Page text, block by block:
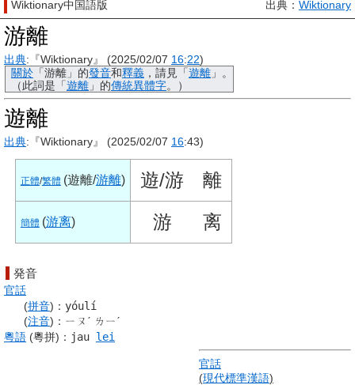
Wiktionary中国語版 出典： Wiktionary
游離
出典:『Wiktionary』 (2025/02/07 16:22)
關於 「游離 」的發音和釋義 ，請見「遊離 」。
（此詞是「遊離 」的傳統異體字。）
遊離
出典:『Wiktionary』 (2025/02/07 16:43)
正體/繁體 (遊離/游離) 遊/游 離
簡體 (游离) 游 离
発音
官話
(拼音) ： yóulí
(注音) ： ㄧㄡˊ ㄌㄧˊ
粵語 (粵拼) ： jau lei
官話
(現代標準漢語)